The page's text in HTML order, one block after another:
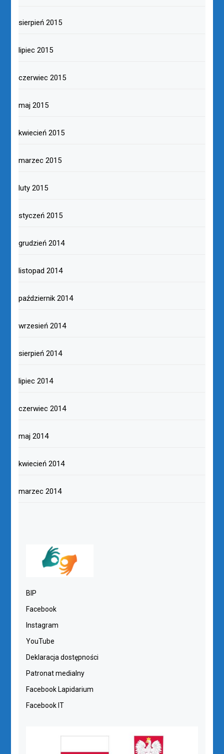
sierpień 2015
lipiec 2015
czerwiec 2015
maj 2015
kwiecień 2015
marzec 2015
luty 2015
styczeń 2015
grudzień 2014
listopad 2014
październik 2014
wrzesień 2014
sierpień 2014
lipiec 2014
czerwiec 2014
maj 2014
kwiecień 2014
marzec 2014
BIP
Facebook
Instagram
YouTube
Deklaracja dostępności
Patronat medialny
Facebook Lapidarium
Facebook IT